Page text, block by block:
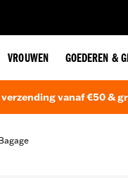
VROUWEN GOEDEREN &
vanaf €50 &